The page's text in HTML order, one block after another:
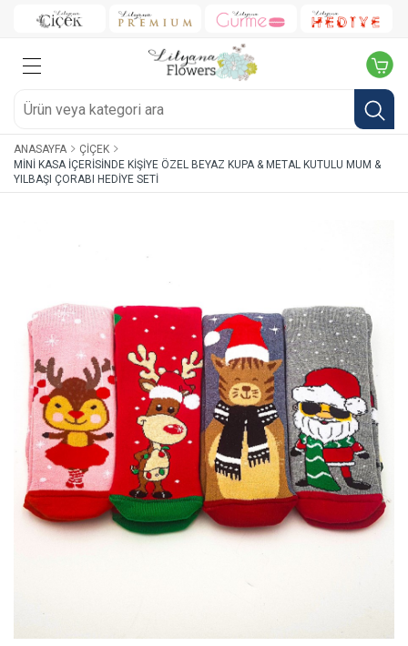
ANASAYFA
ÇIÇEK
MINI KASA İÇERISINDE KIŞIYE ÖZEL BEYAZ KUPA & METAL KUTULU MUM &
YILBAŞI ÇORABI HEDIYE SETI